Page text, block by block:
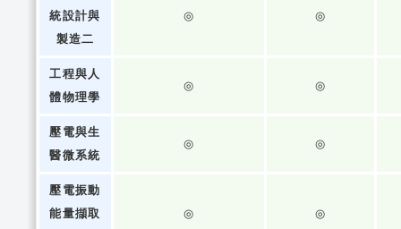
統設計與
製造二
◎ ◎
工程與人
體物理學
◎ ◎
壓電與生
醫微系統
◎ ◎
壓電振動
能量擷取
◎ ◎